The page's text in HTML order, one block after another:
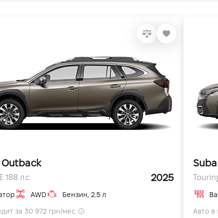
188 л.с. 2025
AWD Бензин, 2.5 л
за 30 972 грн/мес Авто в